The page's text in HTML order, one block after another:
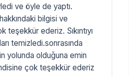
ve öyle de yaptı.
bilgisi ve
teşekkür ederiz. Sıkıntıyı
temizledi.sonrasında
yolunda olduğuna emin
çok teşekkür ederiz